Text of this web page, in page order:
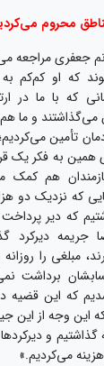
محروم
جعفری مراجعه
که او کم‌کم
که با ما در
می‌گذاشتند و ما
تأمین
همین به فکر یک
هم کمک
که نزدیک دو
که دیر
جریمه دیرکرد
مبلغی را
برداشت
که این قضیه
این وجه از این
و
می‌کردیم.»